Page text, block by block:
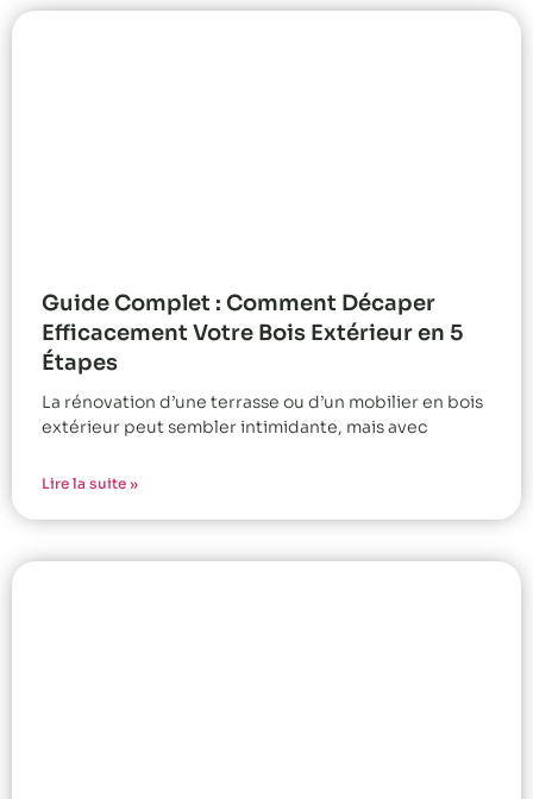
Guide Complet : Comment Décaper
Efficacement Votre Bois Extérieur en 5
Étapes
La rénovation d’une terrasse ou d’un mobilier en bois
extérieur peut sembler intimidante, mais avec
Lire la suite »